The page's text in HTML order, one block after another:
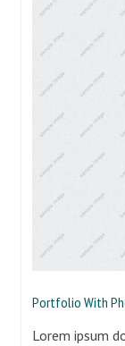
Portfolio With
Lorem ipsum